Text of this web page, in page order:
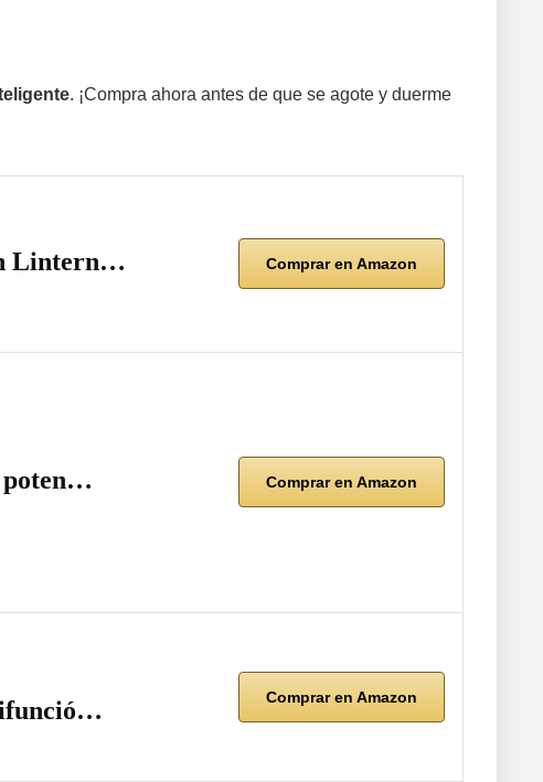
. ¡Compra ahora antes de que se agote y duerme
Lintern… Comprar en Amazon
poten… Comprar en Amazon
Comprar en Amazon